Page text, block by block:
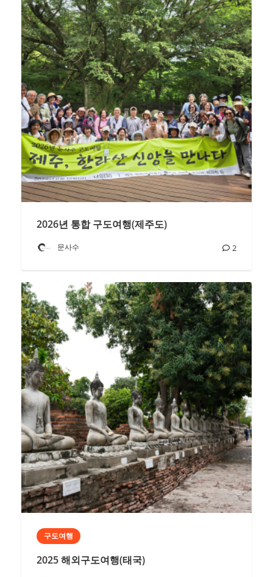
2026년 통합 구도여행(제주도)
문사수 2
구도여행
2025 해외구도여행(태국)